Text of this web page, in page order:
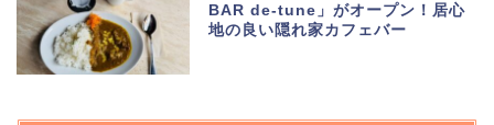
BAR de-tune」がオープン！居心
地の良い隠れ家カフェバー